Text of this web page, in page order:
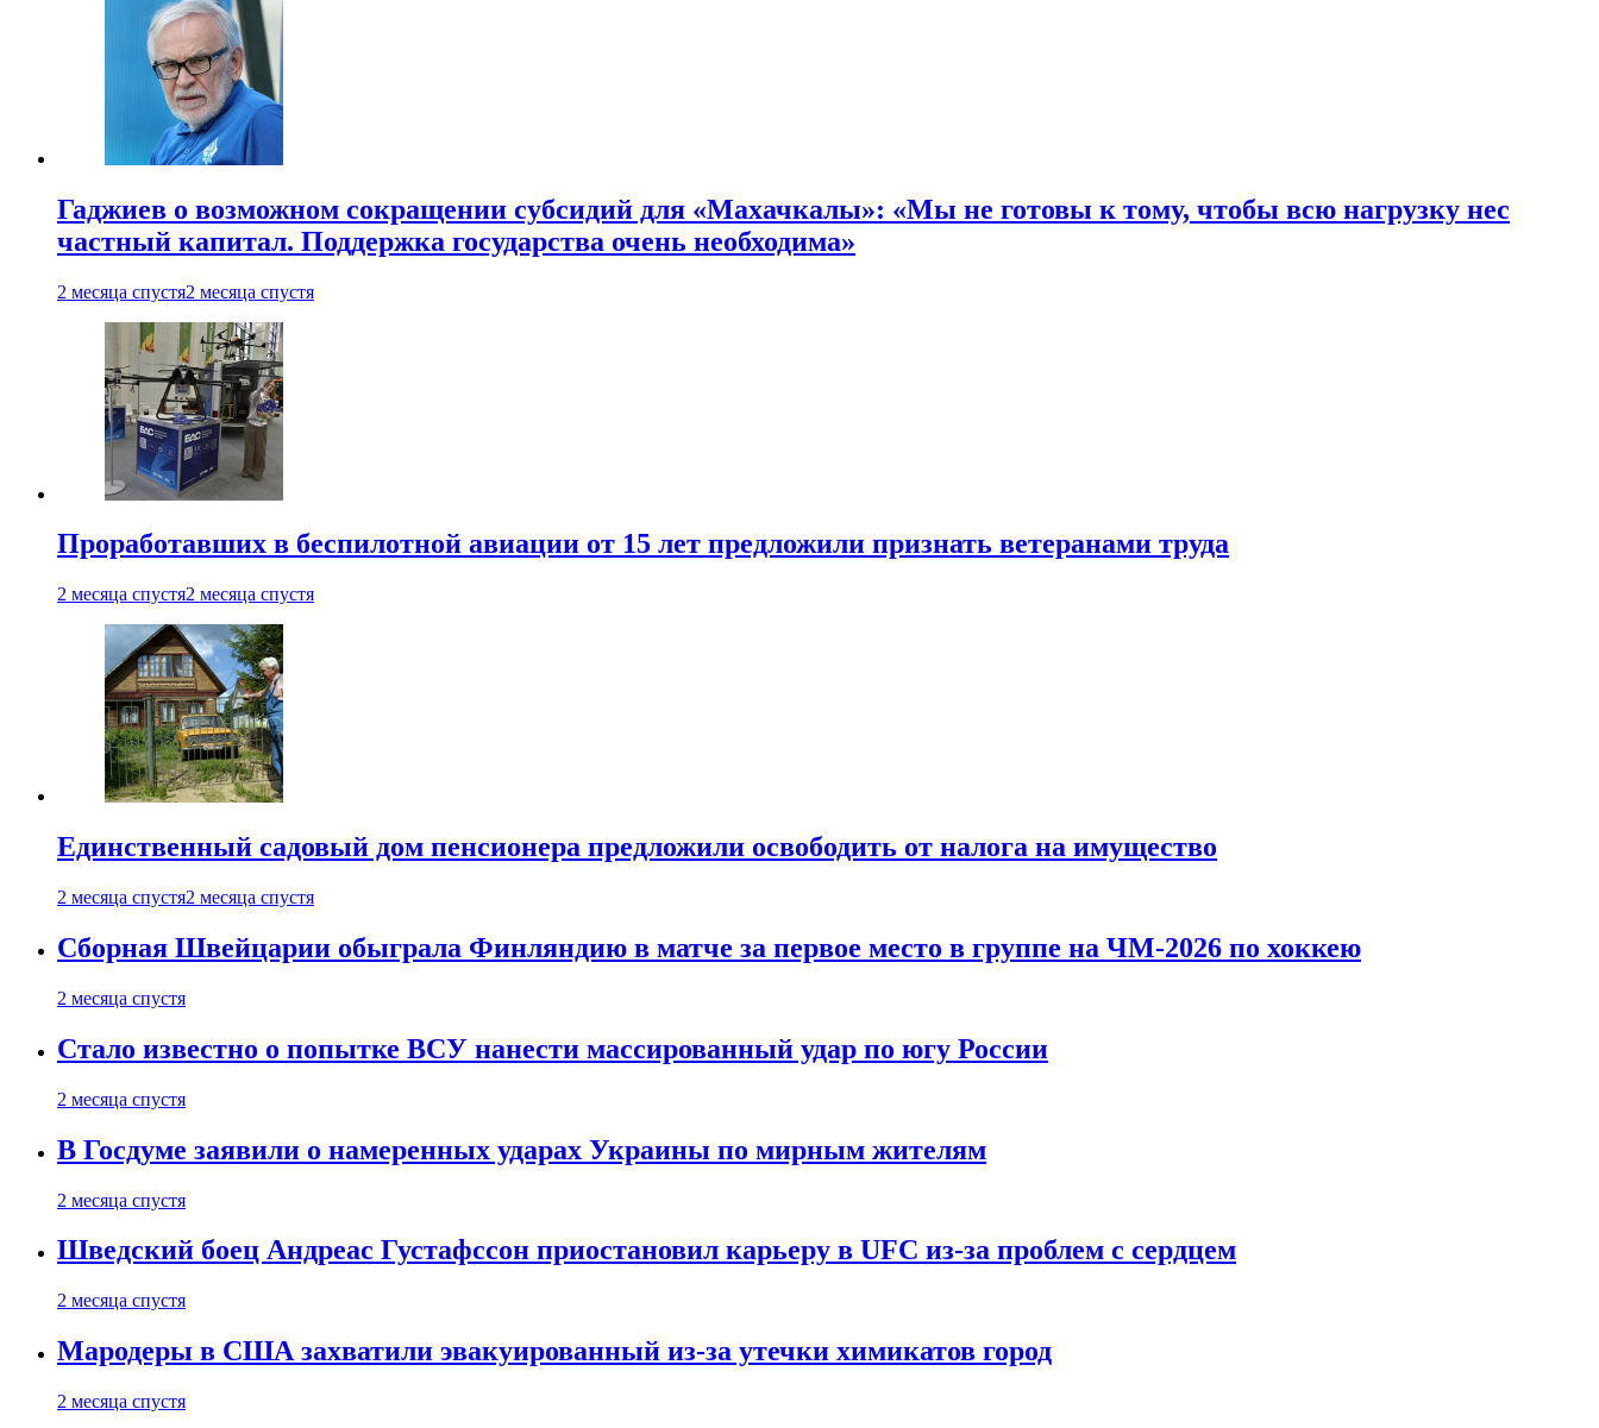
Гаджиев о возможном сокращении субсидий для «Махачкалы»: «Мы не готовы к тому, чтобы всю нагрузку нес
частный капитал. Поддержка государства очень необходима»
2 месяца спустя2 месяца спустя
Проработавших в беспилотной авиации от 15 лет предложили признать ветеранами труда
2 месяца спустя2 месяца спустя
Единственный садовый дом пенсионера предложили освободить от налога на имущество
2 месяца спустя2 месяца спустя
Сборная Швейцарии обыграла Финляндию в матче за первое место в группе на ЧМ-2026 по хоккею
2 месяца спустя
Стало известно о попытке ВСУ нанести массированный удар по югу России
2 месяца спустя
В Госдуме заявили о намеренных ударах Украины по мирным жителям
2 месяца спустя
Шведский боец Андреас Густафссон приостановил карьеру в UFC из-за проблем с сердцем
2 месяца спустя
Мародеры в США захватили эвакуированный из-за утечки химикатов город
2 месяца спустя